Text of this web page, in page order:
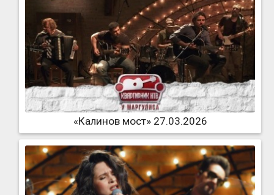
«Калинов мост» 27.03.2026